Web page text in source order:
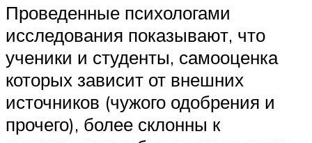
Проведенные психологами
исследования показывают, что
ученики и студенты, самооценка
которых зависит от внешних
источников (чужого одобрения и
прочего), более склонны к